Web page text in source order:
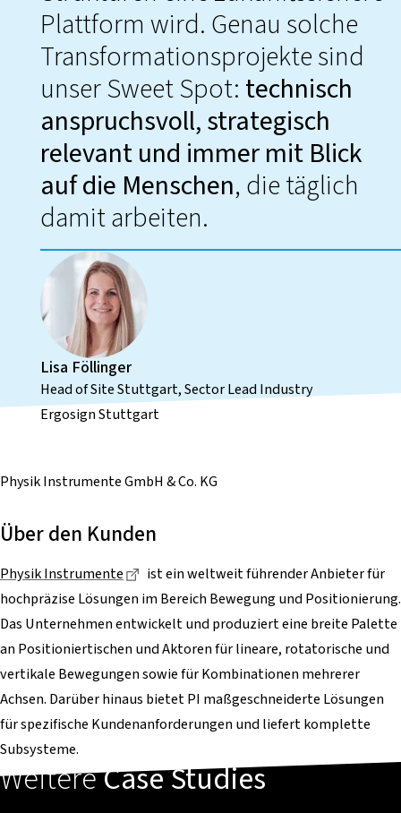
Plattform wird. Genau solche
Transformationsprojekte sind
unser Sweet Spot: technisch
anspruchsvoll, strategisch
relevant und immer mit Blick
auf die Menschen, die täglich
damit arbeiten.
Lisa Föllinger
Head of Site Stuttgart, Sector Lead Industry
Ergosign Stuttgart
Physik Instrumente GmbH & Co. KG
Über den Kunden
Physik Instrumente Dieser Link führt zu einer externen Seite
ist ein weltweit führender Anbieter für
hochpräzise Lösungen im Bereich Bewegung und Positionierung.
Das Unternehmen entwickelt und produziert eine breite Palette
an Positioniertischen und Aktoren für lineare, rotatorische und
vertikale Bewegungen sowie für Kombinationen mehrerer
Achsen. Darüber hinaus bietet PI maßgeschneiderte Lösungen
für spezifische Kundenanforderungen und liefert komplette
Subsysteme.
WeitereCase Studies